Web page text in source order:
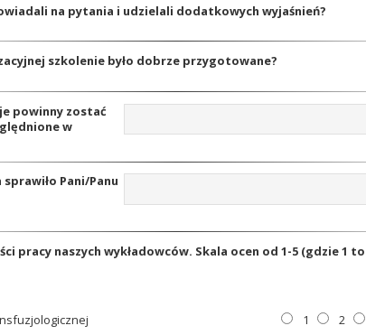
na pytania i udzielali dodatkowych wyjaśnień?
szkolenie było dobrze przygotowane?
powinny zostać
w
Pani/Panu
pracy naszych wykładowców. Skala ocen od 1-5 (gdzie 1
1 2